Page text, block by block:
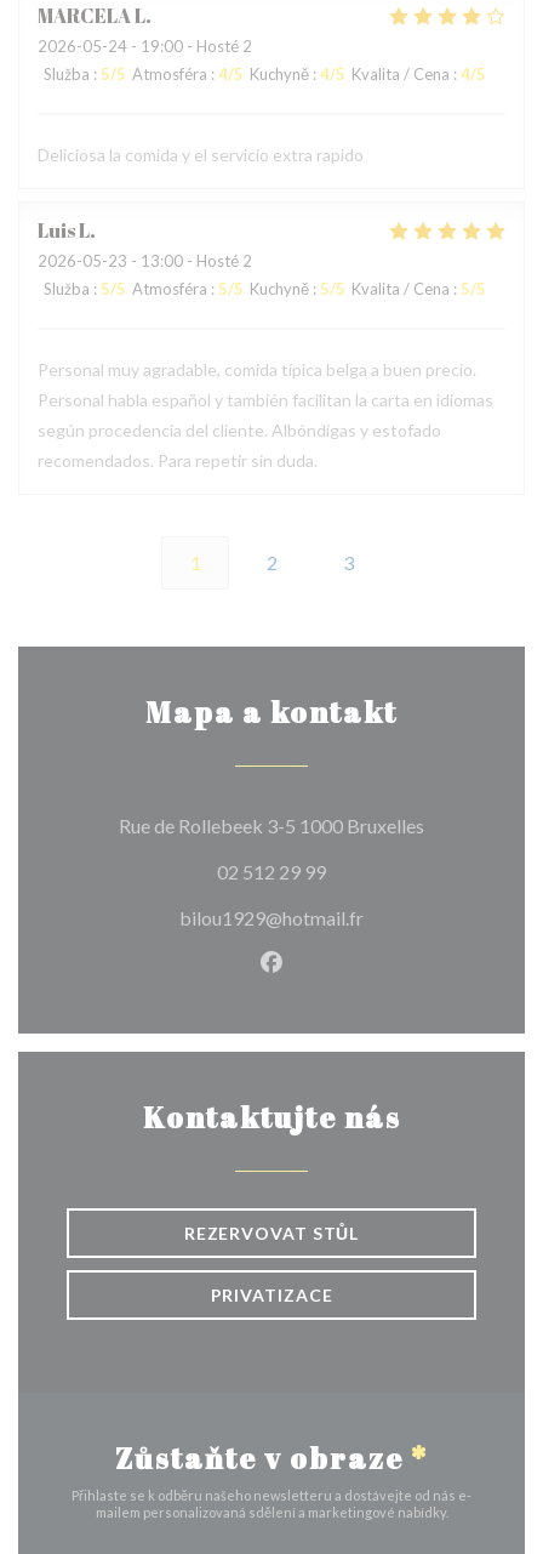
MARCELAL
2026-05-24 - 19:00 - Hosté 2
Služba : 5/5 Atmosféra : 4/5 Kuchyně : 4/5 Kvalita / Cena : 4/5
Deliciosa la comida y el servicio extra rapido
LuisL
2026-05-23 - 13:00 - Hosté 2
Služba : 5/5 Atmosféra : 5/5 Kuchyně : 5/5 Kvalita / Cena : 5/5
Personal muy agradable, comida típica belga a buen precio.
Personal habla español y también facilitan la carta en idiomas
según procedencia del cliente. Albóndigas y estofado
recomendados. Para repetir sin duda.
1 2 3
Mapa a kontakt
Rue de Rollebeek 3-5 1000 Bruxelles
02 512 29 99
bilou1929@hotmail.fr
Facebook ((otevře se v
Kontaktujte nás
REZERVOVAT STŮL
PRIVATIZACE
Zůstaňte v obraze *
Přihlaste se k odběru našeho newsletteru a dostávejte od nás e-
mailem personalizovaná sdělení a marketingové nabídky.